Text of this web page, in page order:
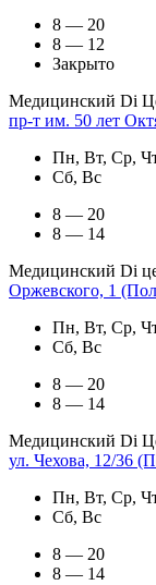
8 — 20
8 — 12
Закрыто
Медицинский Di
пр-т им. 50 лет
Пн, Вт, Ср,
Сб, Вс
8 — 20
8 — 14
Медицинский Di
Оржевского, 1
Пн, Вт, Ср,
Сб, Вс
8 — 20
8 — 14
Медицинский Di
ул. Чехова, 12/36
Пн, Вт, Ср,
Сб, Вс
8 — 20
8 — 14